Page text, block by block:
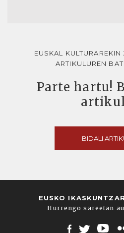
EUSKAL
ARTIKULUREN
Parte hartu!
BIDALI
EUSKO
Hurrengo sareetan